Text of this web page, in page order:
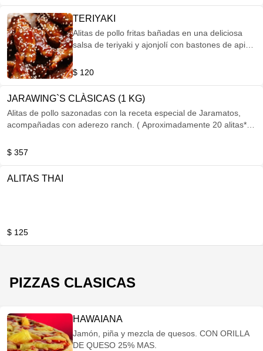
TERIYAKI
Alitas de pollo fritas bañadas en una deliciosa
salsa de teriyaki y ajonjolí con bastones de apio
$ 120
JARAWING`S CLÀSICAS (1 KG)
Alitas de pollo sazonadas con la receta especial de Jaramatos,
acompañadas con aderezo ranch. ( Aproximadamente 20 alitas*)
$ 357
ALITAS THAI
$ 125
PIZZAS CLASICAS
HAWAIANA
Jamón, piña y mezcla de quesos. CON ORILLA
DE QUESO 25% MAS.